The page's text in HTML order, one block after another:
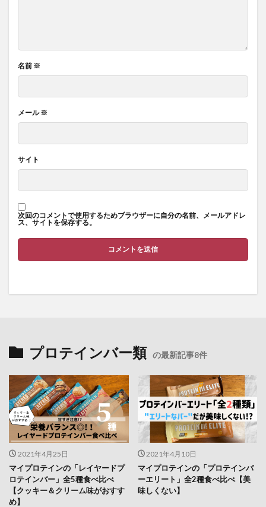
名前 ※
メール※
サイト
次回のコメントで使用するためブラウザーに自分の名前、メールアドレ
ス、サイトを保存する。
プロテインバー類 の最新記事8件
2021年4月25日
マイプロテインの「レイヤードプ
ロテインバー」全5種食べ比べ
【クッキー＆クリーム味がおすす
め】
2021年4月10日
マイプロテインの「プロテインバ
ーエリート」全2種食べ比べ【美
味しくない】